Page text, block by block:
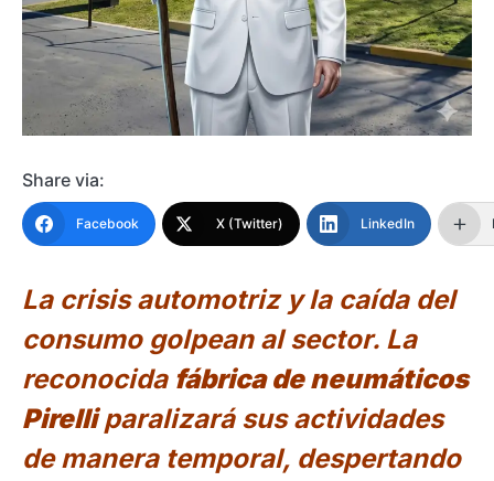
Share via:
Facebook X (Twitter) LinkedIn
La crisis automotriz y la caída del
consumo golpean al sector. La
reconocida fábrica de neumáticos
Pirelliparalizará sus actividades
de manera temporal, despertando